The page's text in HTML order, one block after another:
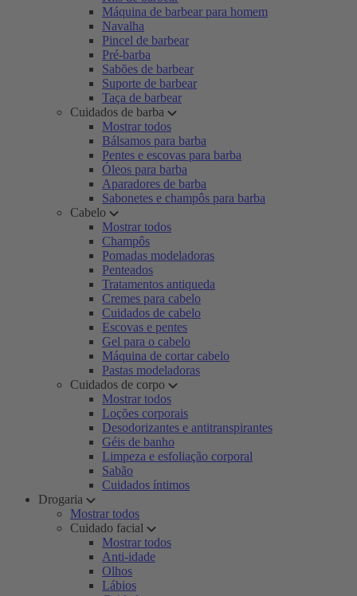
Máquina de barbear para homem
Navalha
Pincel de barbear
Pré-barba
Sabões de barbear
Suporte de barbear
Taça de barbear
Cuidados de barba
Mostrar todos
Bálsamos para barba
Pentes e escovas para barba
Óleos para barba
Aparadores de barba
Sabonetes e champôs para barba
Cabelo
Mostrar todos
Champôs
Pomadas modeladoras
Penteados
Tratamentos antiqueda
Cremes para cabelo
Cuidados de cabelo
Escovas e pentes
Gel para o cabelo
Máquina de cortar cabelo
Pastas modeladoras
Cuidados de corpo
Mostrar todos
Loções corporais
Desodorizantes e antitranspirantes
Géis de banho
Limpeza e esfoliação corporal
Sabão
Cuidados íntimos
Drogaria
Mostrar todos
Cuidado facial
Mostrar todos
Anti-idade
Olhos
Lábios